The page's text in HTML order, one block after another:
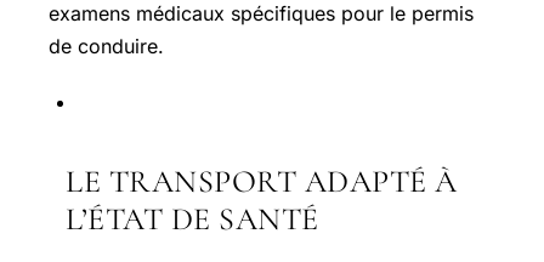
examens médicaux spécifiques pour le permis
de conduire.
LE TRANSPORT ADAPTÉ À
L’ÉTAT DE SANTÉ